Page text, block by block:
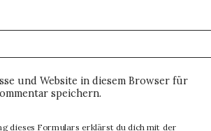
und Website in diesem Browser für
speichern.
dieses Formulars erklärst du dich mit der